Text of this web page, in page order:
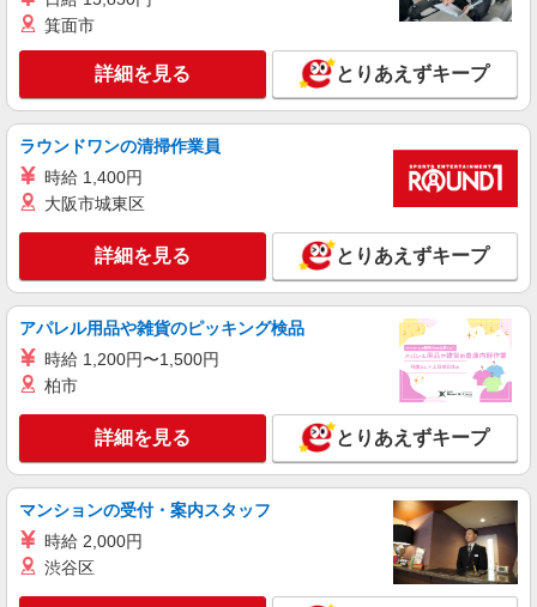
パート
イフスコヘルスケア株式会社
調理補助／老人ホーム
時給1,225円
梅の木ホーム （神奈川県横浜市保土ヶ谷区上
菅田町）
キープ 詳細を見る
イフスコヘルスケア株式会社
調理師／高齢者施設 (第二新卒)
月給210,000円〜 ◆賞与年2回 ◆各種手当充実
（/月） 〇子女養育手当（18歳未満） ・1人
目：8,000円 ・2人目：6,000円 ・3人目：
5,000円 〇責任者手当 ・リーダー：5,000円
◆給与は経験により優遇します♪ ※試用期間3か月
（同条件） ※給与幅は経験・能力による ◆昇給年
1回（5月） ◆賞与年2回（6月・12月）※前年度実
績
梅の木ホーム （神奈川県横浜市保土ケ谷区上
キープ 詳細を見る
アルバイト パート
株式会社アスカ 横浜支店（jb642867）
小規模保育園の調理師・調理スタッフ
時給 1,325円 〜 1,325円 ※給与幅は経験・能
箕面市
詳細を見る とりあえずキープ
ラウンドワンの清掃作業員
時給 1,400円
大阪市城東区
詳細を見る とりあえずキープ
アパレル用品や雑貨のピッキング検品
時給 1,200円〜1,500円
柏市
詳細を見る とりあえずキープ
マンションの受付・案内スタッフ
時給 2,000円
渋谷区